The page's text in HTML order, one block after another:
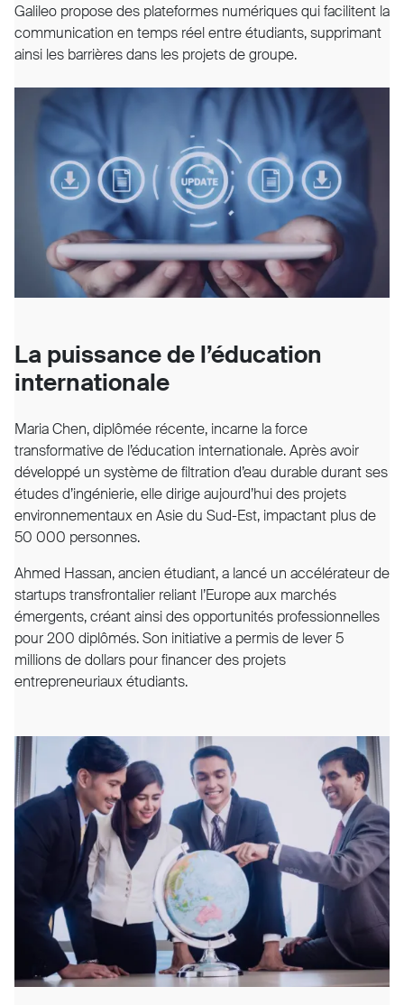
Galileo propose des plateformes numériques qui facilitent la
communication en temps réel entre étudiants, supprimant
ainsi les barrières dans les projets de groupe.
La puissance de l’éducation
internationale
Maria Chen, diplômée récente, incarne la force
transformative de l’éducation internationale. Après avoir
développé un système de filtration d’eau durable durant ses
études d’ingénierie, elle dirige aujourd’hui des projets
environnementaux en Asie du Sud-Est, impactant plus de
50 000 personnes.
Ahmed Hassan, ancien étudiant, a lancé un accélérateur de
startups transfrontalier reliant l’Europe aux marchés
émergents, créant ainsi des opportunités professionnelles
pour 200 diplômés. Son initiative a permis de lever 5
millions de dollars pour financer des projets
entrepreneuriaux étudiants.